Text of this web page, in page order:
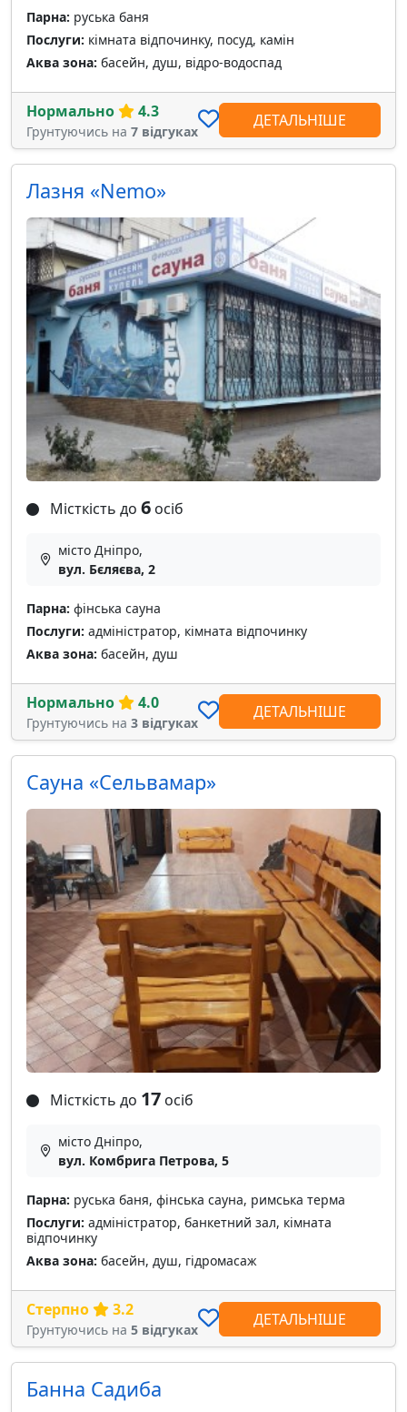
Парна: руська баня
Послуги: кімната відпочинку, посуд, камін
Аква зона: басейн, душ, відро-водоспад
Нормально 4.3
Грунтуючись на 7 відгуках
ДЕТАЛЬНІШЕ
Лазня «Nemo»
Місткість до 6 осіб
місто Дніпро,
вул. Бєляєва, 2
Парна: фінська сауна
Послуги: адміністратор, кімната відпочинку
Аква зона: басейн, душ
Нормально 4.0
Грунтуючись на 3 відгуках
ДЕТАЛЬНІШЕ
Сауна «Сельвамар»
Місткість до 17 осіб
місто Дніпро,
вул. Комбрига Петрова, 5
Парна: руська баня, фінська сауна, римська терма
Послуги: адміністратор, банкетний зал, кімната
відпочинку
Аква зона: басейн, душ, гідромасаж
Стерпно 3.2
Грунтуючись на 5 відгуках
ДЕТАЛЬНІШЕ
Банна Садиба